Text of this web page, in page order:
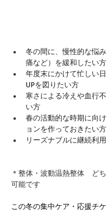
冬の間に、慢性的な悩
痛など）を緩和したい方
年度末にかけて忙しい
UPを図りたい方
寒さによる冷えや血行
い方
春の活動的な時期に向
ョンを作っておきたい方
リーズナブルに継続利
＊整体・波動温熱整体　ど
可能です
この冬の集中ケア・応援チ